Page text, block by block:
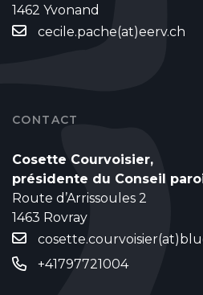
1462 Yvonand
cecile.pache(at)eerv.ch
CONTACT
Cosette Courvoisier,
présidente du Conseil
Route d’Arrissoules 2
1463 Rovray
+41797721004